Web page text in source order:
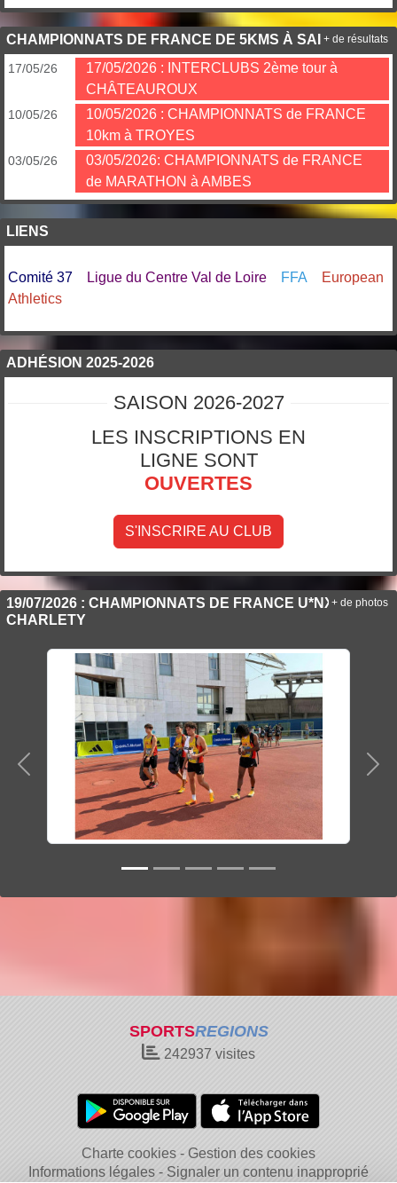
CHAMPIONNATS DE FRANCE DE 5KMS À SAINT OMER
17/05/26
17/05/2026 : INTERCLUBS 2ème tour à
CHÂTEAUROUX
10/05/26
10/05/2026 : CHAMPIONNATS de FRANCE
10km à TROYES
03/05/26
03/05/2026: CHAMPIONNATS de FRANCE
de MARATHON à AMBES
+ de résultats
LIENS
Comité 37 Ligue du Centre Val de Loire FFA
European
Athletics
ADHÉSION 2025-2026
SAISON 2026-2027
LES INSCRIPTIONS EN
LIGNE SONT
OUVERTES
S'INSCRIRE AU CLUB
19/07/2026 : CHAMPIONNATS DE FRANCE U*NXT À
CHARLETY
Précedent
+ de photos
SPORTSREGIONS
242937 visites
Charte cookies
Gestion des cookies
Informations légales
Signaler un contenu inapproprié